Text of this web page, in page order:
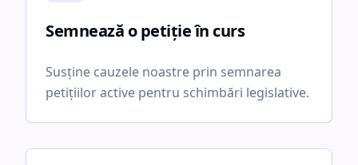
Semnează o petiție în curs
Susține cauzele noastre prin semnarea
petițiilor active pentru schimbări legislative.